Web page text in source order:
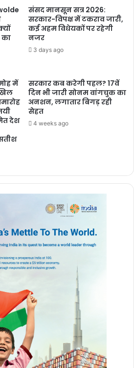
हूं।”
Data Centre: विशाखापट्टनम में ₹1
की चिंता, जानिए पूरा मामला
ago
Reserve: भारत का विदेशी मुद्रा
692.9 अरब डॉलर पहुंचा, छह महीने में
साप्ताहिक बढ़त
Convocation 2026: PM मोदी
Handloom Day 2026: देशभर में
का संदेश, जानिए भारत के
क्षेत्र की ताकत और कारीगरों के लिए
का
संसद मानसून सत्र 2026:
सरकार-विपक्ष में टकराव जारी,
कई अहम विधेयकों पर रहेगी
नजर
3 days ago
में
देश
सरकार कब करेगी पहल? 17वें
दिन भी जारी सोनम वांगचुक का
अनशन, लगातार बिगड़ रही
सेहत
4 weeks ago